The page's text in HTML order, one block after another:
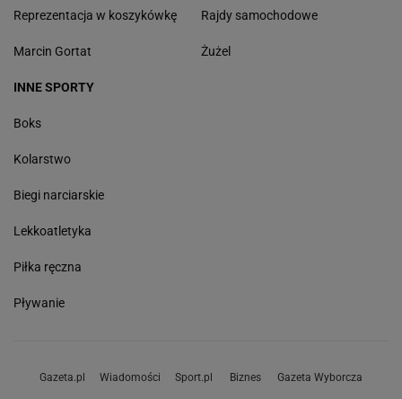
Reprezentacja w koszykówkę
Marcin Gortat
Rajdy samochodowe
Żużel
INNE SPORTY
Boks
Kolarstwo
Biegi narciarskie
Lekkoatletyka
Piłka ręczna
Pływanie
Gazeta.pl Wiadomości Sport.pl Biznes Gazeta Wyborcza